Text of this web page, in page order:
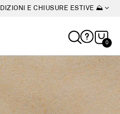
E CHIUSURE ESTIVE ⛰
0